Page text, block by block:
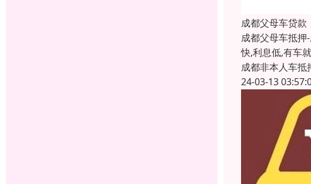
成都父母车贷款
成都父母车抵押
快,利息低,有车
成都非本人车抵
24-03-13